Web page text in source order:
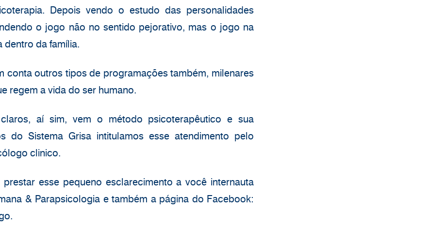
Depois vendo o estudo das personalidades
o jogo não no sentido pejorativo, mas o jogo na
da família.
conta outros tipos de programações também, milenares
regem a vida do ser humano.
aí sim, vem o método psicoterapêutico e sua
do Sistema Grisa intitulamos esse atendimento pelo
clinico.
esse pequeno esclarecimento a você internauta
& Parapsicologia e também a página do Facebook: